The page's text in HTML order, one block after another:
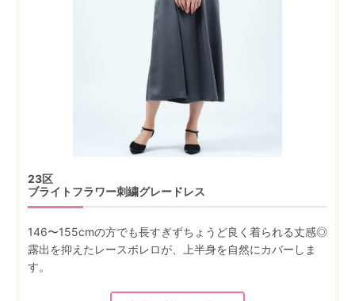
23区
ブライトフラワー刺繍グレードレス
146〜155cmの方でも長すぎずちょうど良く着られる丈感◎
露出を抑えたレースボレロが、上半身を自然にカバーしま
す。